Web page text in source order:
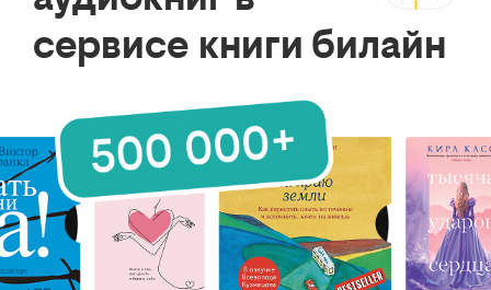
сервисе книги билайн